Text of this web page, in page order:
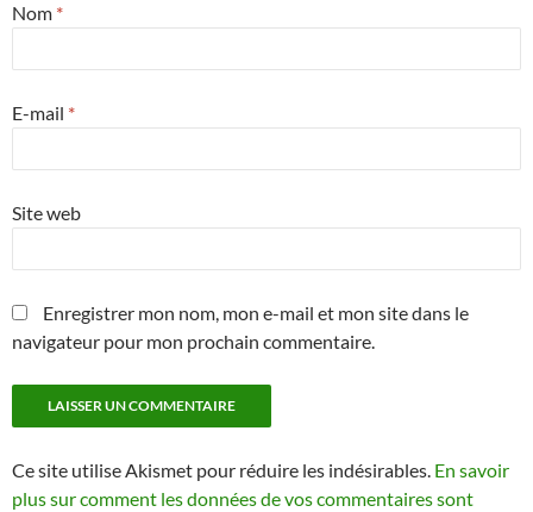
Nom *
E-mail *
Site web
Enregistrer mon nom, mon e-mail et mon site dans le
navigateur pour mon prochain commentaire.
Ce site utilise Akismet pour réduire les indésirables. En savoir
plus sur comment les données de vos commentaires sont